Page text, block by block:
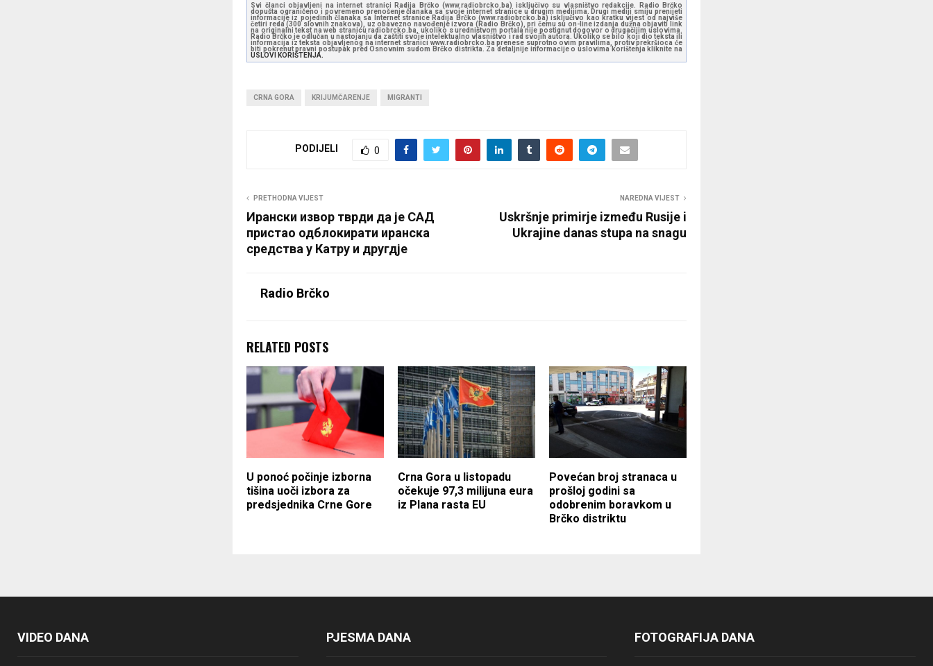
Svi članci objavljeni na internet stranici Radija Brčko (www.radiobrcko.ba) isključivo su vlasništvo redakcije. Radio Brčko
dopušta ograničeno i povremeno prenošenje članaka sa svoje internet stranice u drugim medijima. Drugi mediji smiju prenijeti
informacije iz pojedinih članaka sa Internet stranice Radija Brčko (www.radiobrcko.ba) isključivo kao kratku vijest od najviše
četiri reda (300 slovnih znakova), uz obavezno navođenje izvora (Radio Brčko), pri čemu su on-line izdanja dužna objaviti link
na originalni tekst na web stranicu radiobrcko.ba, ukoliko s uredništvom portala nije postignut dogovor o drugačijim uslovima.
Radio Brčko je odlučan u nastojanju da zaštiti svoje intelektualno vlasništvo i rad svojih autora. Ukoliko se bilo koji dio teksta ili
informacija iz teksta objavljenog na internet stranici www.radiobrcko.ba prenese suprotno ovim pravilima, protiv prekršioca će
biti pokrenut pravni postupak pred Osnovnim sudom Brčko distrikta. Za detaljnije informacije o uslovima korištenja kliknite na
USLOVI KORIŠTENJA.
CRNA GORA KRIJUMČARENJE MIGRANTI
PODIJELI 0
PRETHODNA VIJEST
Ирански извор тврди да је САД
пристао одблокирати иранска
средства у Катру и другдје
NAREDNA VIJEST
Uskršnje primirje između Rusije i
Ukrajine danas stupa na snagu
Radio Brčko
RELATED POSTS
U ponoć počinje izborna
tišina uoči izbora za
predsjednika Crne Gore
Crna Gora u listopadu
očekuje 97,3 milijuna eura
iz Plana rasta EU
Povećan broj stranaca u
prošloj godini sa
odobrenim boravkom u
Brčko distriktu
VIDEO DANA PJESMA DANA FOTOGRAFIJA DANA